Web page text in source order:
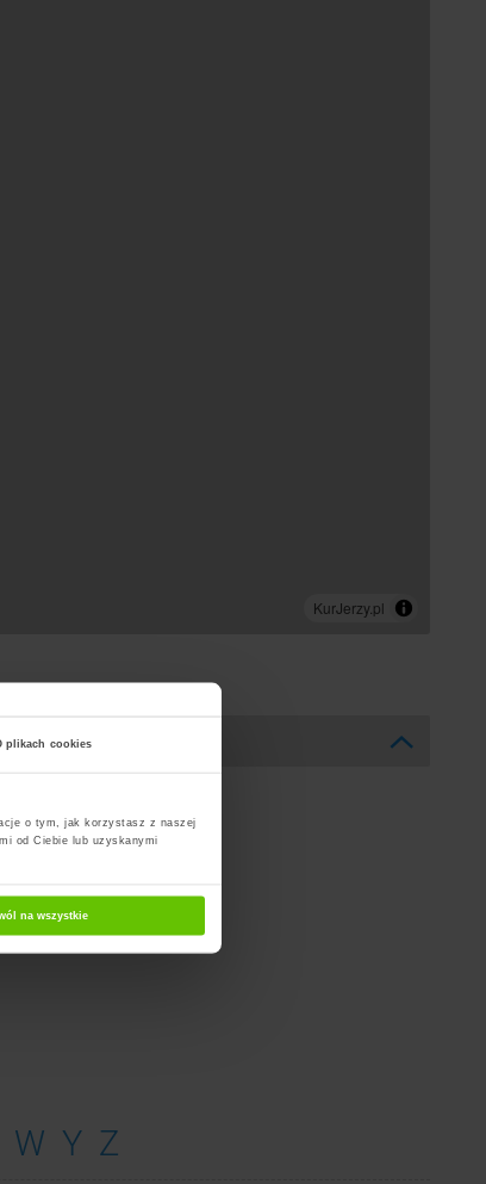
plikach cookies
o tym, jak korzystasz z naszej
od Ciebie lub uzyskanymi
na wszystkie
W Y Z